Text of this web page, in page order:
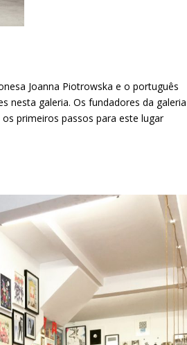
Joanna Piotrowska e o português
nesta galeria. Os fundadores da galeria
primeiros passos para este lugar